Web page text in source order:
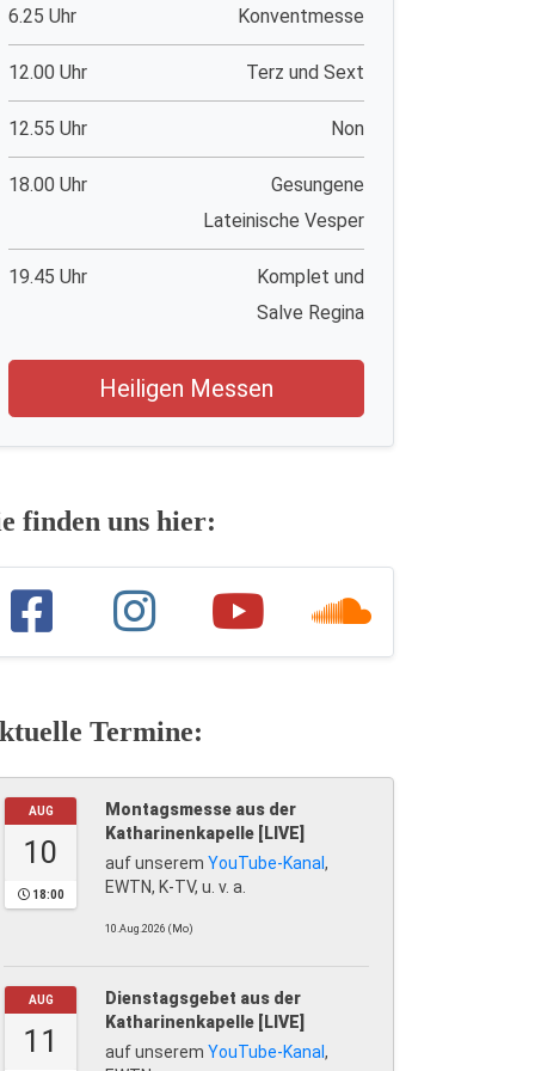
6.25 Uhr Konventmesse
12.00 Uhr Terz und Sext
12.55 Uhr Non
18.00 Uhr
Gesungene
Lateinische Vesper
19.45 Uhr
Komplet und
Salve Regina
Heiligen Messen
finden uns hier:
Termine:
AUG
10
18:00
Montagsmesse aus der
Katharinenkapelle [LIVE]
auf unserem YouTube-Kanal ,
EWTN, K-TV, u. v. a.
10.Aug.2026 (Mo)
AUG
11
Dienstagsgebet aus der
Katharinenkapelle [LIVE]
auf unserem YouTube-Kanal ,